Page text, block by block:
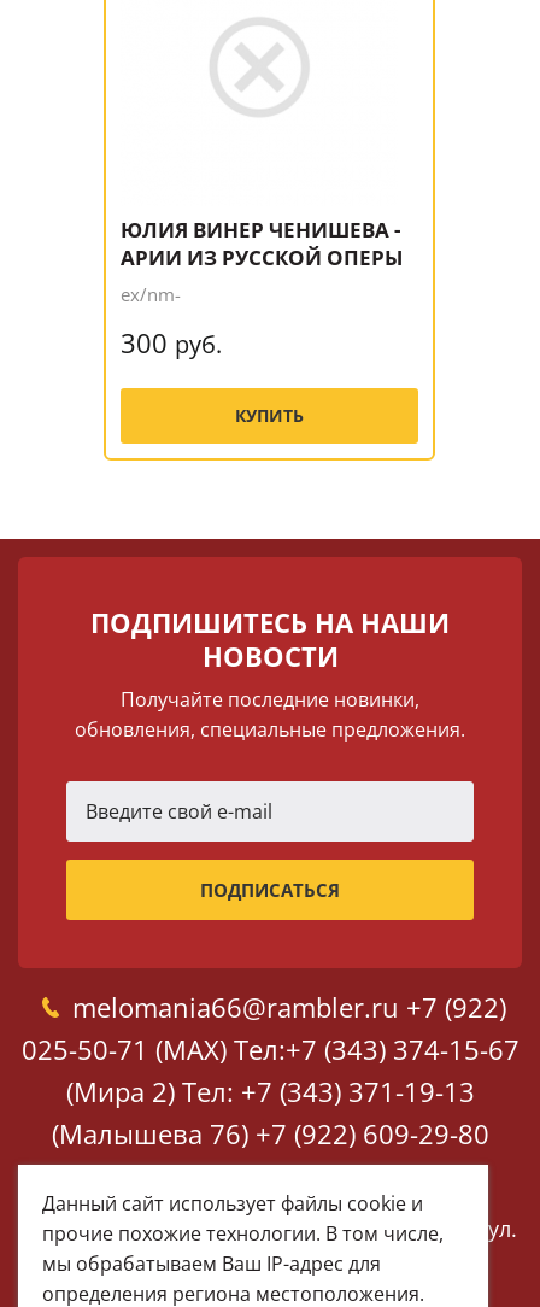
ЮЛИЯ ВИНЕР ЧЕНИШЕВА -
АРИИ ИЗ РУССКОЙ ОПЕРЫ
ex/nm-
300 руб.
КУПИТЬ
ПОДПИШИТЕСЬ НА НАШИ
НОВОСТИ
Получайте последние новинки,
обновления, специальные предложения.
melomania66@rambler.ru +7 (922)
025-50-71 (MAX) Тел:+7 (343) 374-15-67
(Мира 2) Тел: +7 (343) 371-19-13
(Малышева 76) +7 (922) 609-29-80
(MAX)
Екатеринбург, ул. Мира 2
Екатеринбург, ул.
Малышева 76
Данный сайт использует файлы cookie и
прочие похожие технологии. В том числе,
мы обрабатываем Ваш IP-адрес для
определения региона местоположения.